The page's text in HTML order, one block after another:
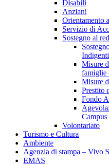
Disabili
Anziani
Orientamento
Servizio di
Sostegno al
Indigenti
Misure
famiglie
Misure
Prestito
Fondo
Campus
Volontariato
Turismo e Cultura
Ambiente
Agenzia di stampa – Vivo
EMAS